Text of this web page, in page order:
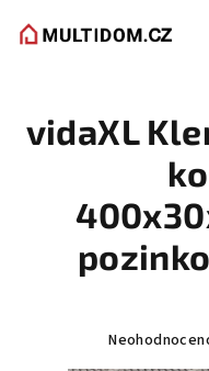
vidaXL
Průměrné